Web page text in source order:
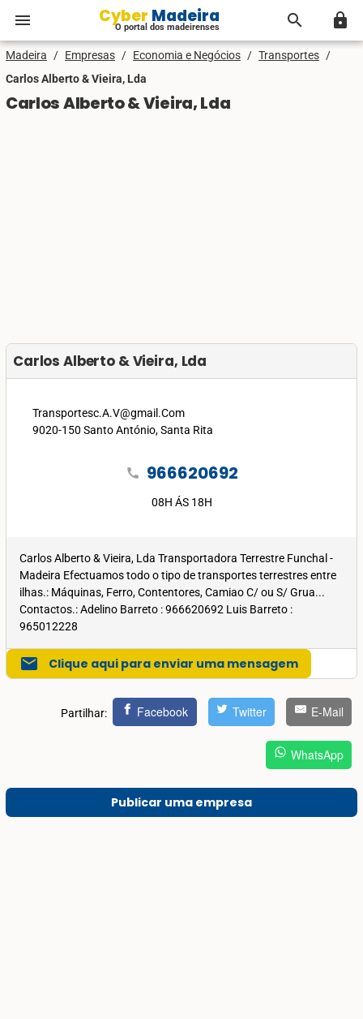
menu Cyber Madeira
O portal dos madeirenses search lock
Madeira / Empresas / Economia e Negócios / Transportes /
Carlos Alberto & Vieira, Lda
Carlos Alberto & Vieira, Lda
Carlos Alberto & Vieira, Lda
Transportesc.A.V@gmail.Com
9020-150 Santo António, Santa Rita
call 966620692
08H ÁS 18H
Carlos Alberto & Vieira, Lda Transportadora Terrestre Funchal -
Madeira Efectuamos todo o tipo de transportes terrestres entre
ilhas.: Máquinas, Ferro, Contentores, Camiao C/ ou S/ Grua...
Contactos.: Adelino Barreto : 966620692 Luis Barreto :
965012228
mail Clique aqui para enviar uma mensagem
Partilhar: Facebook Twitter E-Mail
WhatsApp
Publicar uma empresa